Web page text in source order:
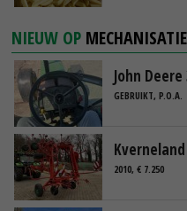
NIEUW OP MECHANISATIE
John
GEBRUIKT, P.O.A.
2010, € 7.250